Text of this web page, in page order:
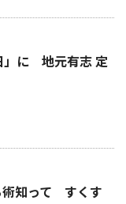
」に 地元有志 定
知って すくす